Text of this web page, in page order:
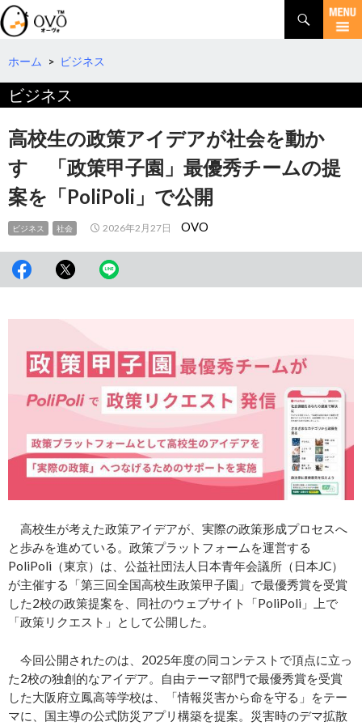
検
索
コ
テ
へ
移
動
ホーム > ビジネス
ビジネス
高校生の政策アイデアが社会を動か
す 「政策甲子園」最優秀チームの提
案を「PoliPoli」で公開
ビジネス 社会 2026年2月27日 OVO
高校生が考えた政策アイデアが、実際の政策形成プロセスへ
と歩みを進めている。政策プラットフォームを運営する
PoliPoli（東京）は、公益社団法人日本青年会議所（日本JC）
が主催する「第三回全国高校生政策甲子園」で最優秀賞を受賞
した2校の政策提案を、同社のウェブサイト「PoliPoli」上で
「政策リクエスト」として公開した。
今回公開されたのは、2025年度の同コンテストで頂点に立っ
た2校の独創的なアイデア。自由テーマ部門で最優秀賞を受賞
した大阪府立鳳高等学校は、「情報災害から命を守る」をテー
マに、国主導の公式防災アプリ構築を提案。災害時のデマ拡散